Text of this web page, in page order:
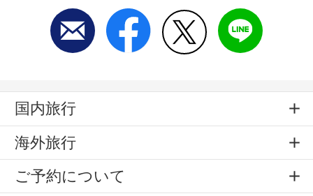
国内旅行
海外旅行
ご予約について